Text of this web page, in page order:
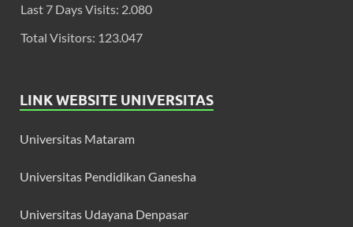
Last 7 Days Visits: 2.080
Total Visitors: 123.047
LINK WEBSITE UNIVERSITAS
Universitas Mataram
Universitas Pendidikan Ganesha
Universitas Udayana Denpasar